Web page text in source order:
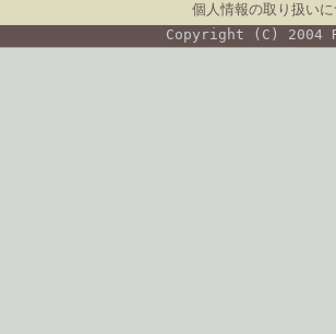
個人情報の取り扱い
Copyright (C) 2004